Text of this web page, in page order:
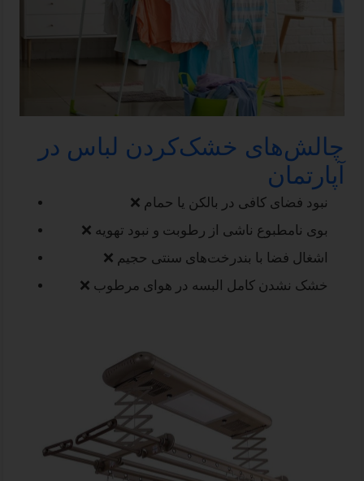
چالش‌های خشک‌کردن لباس در
آپارتمان
❌ نبود فضای کافی در بالکن یا حمام
❌ بوی نامطبوع ناشی از رطوبت و نبود تهویه
❌ اشغال فضا با بندرخت‌های سنتی حجیم
❌ خشک نشدن کامل البسه در هوای مرطوب